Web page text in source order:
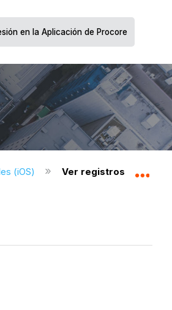
en la Aplicación de Procore
(iOS) Ver registros diarios